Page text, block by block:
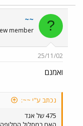
?
~~
member
25/11/02
ואמנם
נכתב ע"י ~~:
475 של אגד